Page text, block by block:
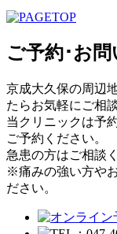
ご予約･お
京成大久保の周辺
たらお気軽にご相
当クリニックは予
ご予約ください。
急患の方はご相談
※痛みの強い方や
ださい。